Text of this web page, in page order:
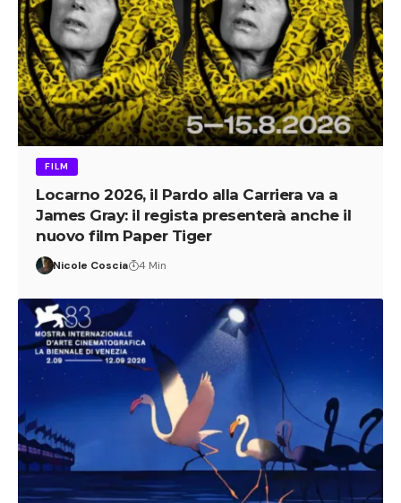
FILM
Locarno 2026, il Pardo alla Carriera va a
James Gray: il regista presenterà anche il
nuovo film Paper Tiger
Nicole Coscia 4 Min